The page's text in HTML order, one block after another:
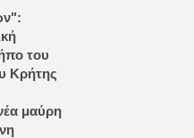
του
Κρήτης
μαύρη